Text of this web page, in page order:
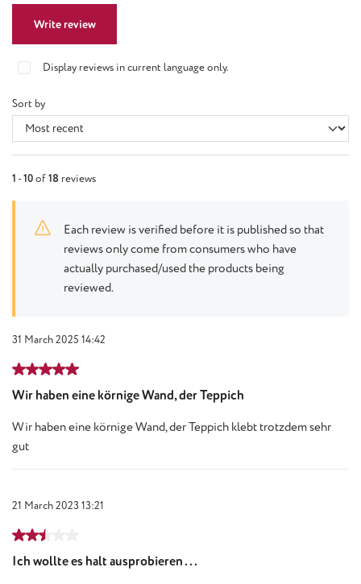
Write review
Display reviews in current language only.
Sort by
1 -10of18 reviews
Each review is verified before it is published so that
reviews only come from consumers who have
actually purchased/used the products being
reviewed.
31 March 2025 14:42
Review with rating of 5 out of 5 stars
Wir haben eine körnige Wand, der Teppich
Wir haben eine körnige Wand, der Teppich klebt trotzdem sehr
gut
21 March 2023 13:21
Review with rating of 2.5 out of 5 stars
Ich wollte es halt ausprobieren ...